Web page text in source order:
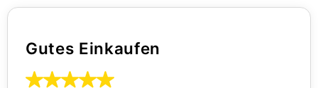
Gutes Einkaufen